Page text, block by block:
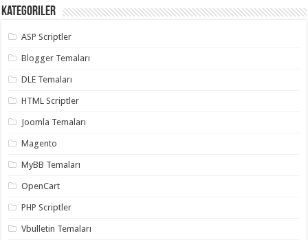
Kategoriler
ASP Scriptler
Blogger Temaları
DLE Temaları
HTML Scriptler
Joomla Temaları
Magento
MyBB Temaları
OpenCart
PHP Scriptler
Vbulletin Temaları